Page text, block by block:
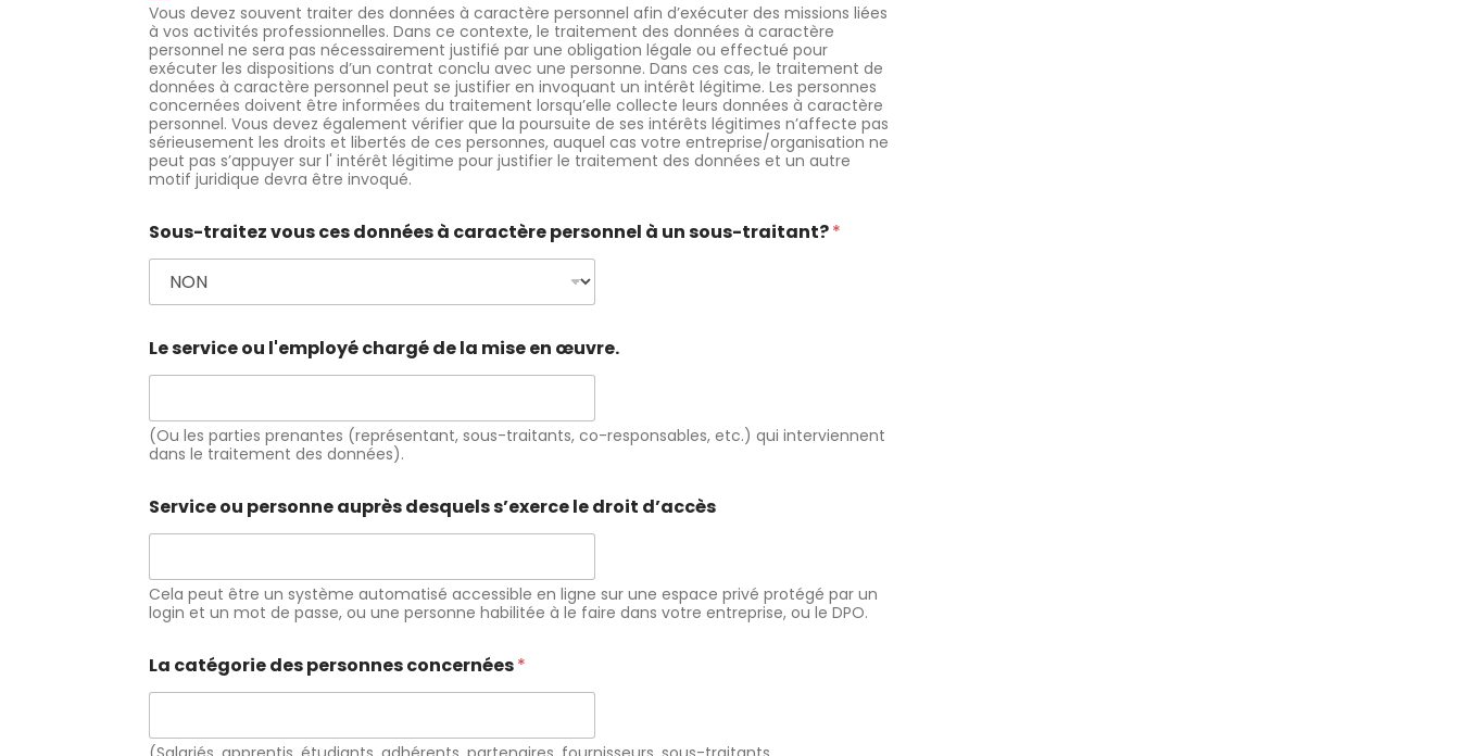
Vous devez souvent traiter des données à caractère personnel afin d’exécuter des missions liées
à vos activités professionnelles. Dans ce contexte, le traitement des données à caractère
personnel ne sera pas nécessairement justifié par une obligation légale ou effectué pour
exécuter les dispositions d’un contrat conclu avec une personne. Dans ces cas, le traitement de
données à caractère personnel peut se justifier en invoquant un intérêt légitime. Les personnes
concernées doivent être informées du traitement lorsqu’elle collecte leurs données à caractère
personnel. Vous devez également vérifier que la poursuite de ses intérêts légitimes n’affecte pas
sérieusement les droits et libertés de ces personnes, auquel cas votre entreprise/organisation ne
peut pas s’appuyer sur l' intérêt légitime pour justifier le traitement des données et un autre
motif juridique devra être invoqué.
Sous-traitez vous ces données à caractère personnel à un sous-traitant?*
Le service ou l'employé chargé de la mise en œuvre.
(Ou les parties prenantes (représentant, sous-traitants, co-responsables, etc.) qui interviennent
dans le traitement des données).
Service ou personne auprès desquels s’exerce le droit d’accès
Cela peut être un système automatisé accessible en ligne sur une espace privé protégé par un
login et un mot de passe, ou une personne habilitée à le faire dans votre entreprise, ou le DPO.
La catégorie des personnes concernées*
Name*
Prénom Nom
Email*
CAPTCHA personnalisé*
=
Soumettre
Pour demander un conseil
ciblé pour une entreprise 60
CLIQUEZ ICI
Pour demander un conseil